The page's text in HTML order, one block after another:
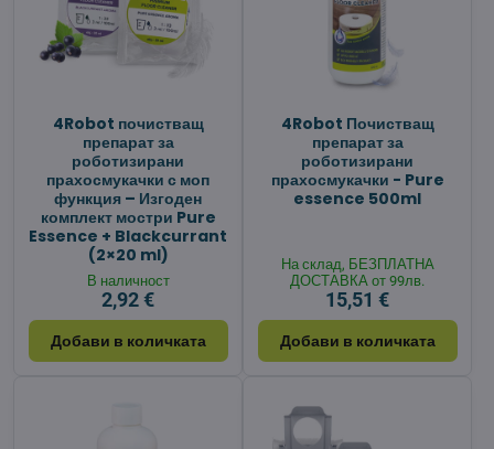
4Robot почистващ
препарат за
роботизирани
прахосмукачки с моп
функция – Изгоден
комплект мостри Pure
Essence + Blackcurrant
(2×20 ml)
В наличност
2,92 €
Добави в количката
4Robot Почистващ
препарат за
роботизирани
прахосмукачки - Pure
essence 500ml
На склад, БЕЗПЛАТНА
ДОСТАВКА от 99лв.
15,51 €
Добави в количката